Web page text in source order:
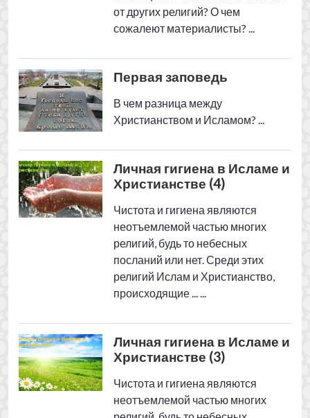
Чистота и гигиена являются
неотъемлемой частью многих
посланий или нет. Среди этих
религий Ислам и Христианство,
происходящие ... ...
Чистота и гигиена являются
неотъемлемой частью многих
религий, будь то небесных
посланий или нет. Среди этих
религий Ислам и Христианство,
происходящие ... ...
Чистота и гигиена являются
неотъемлемой частью многих
религий, будь то небесных
посланий или нет. Среди этих